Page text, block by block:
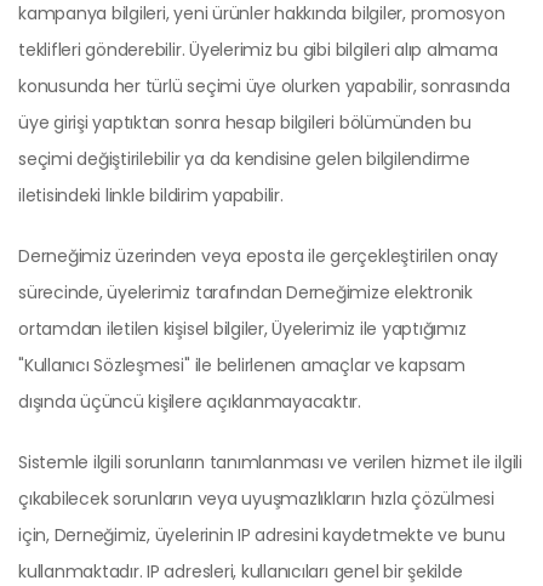
kampanya bilgileri, yeni ürünler hakkında bilgiler, promosyon
teklifleri gönderebilir. Üyelerimiz bu gibi bilgileri alıp almama
konusunda her türlü seçimi üye olurken yapabilir, sonrasında
üye girişi yaptıktan sonra hesap bilgileri bölümünden bu
seçimi değiştirilebilir ya da kendisine gelen bilgilendirme
iletisindeki linkle bildirim yapabilir.
Derneğimiz üzerinden veya eposta ile gerçekleştirilen onay
sürecinde, üyelerimiz tarafından Derneğimize elektronik
ortamdan iletilen kişisel bilgiler, Üyelerimiz ile yaptığımız
"Kullanıcı Sözleşmesi" ile belirlenen amaçlar ve kapsam
dışında üçüncü kişilere açıklanmayacaktır.
Sistemle ilgili sorunların tanımlanması ve verilen hizmet ile ilgili
çıkabilecek sorunların veya uyuşmazlıkların hızla çözülmesi
için, Derneğimiz, üyelerinin IP adresini kaydetmekte ve bunu
kullanmaktadır. IP adresleri, kullanıcıları genel bir şekilde